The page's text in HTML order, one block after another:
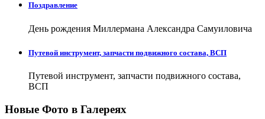
Поздравление
День рождения Миллермана Александра Самуиловича
Путевой инструмент, запчасти подвижного состава, ВСП
Путевой инструмент, запчасти подвижного состава,
ВСП
Новые Фото в Галереях